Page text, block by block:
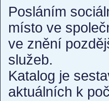
Posláním
místo ve
ve znění
služeb.
Katalog je
aktuálních k